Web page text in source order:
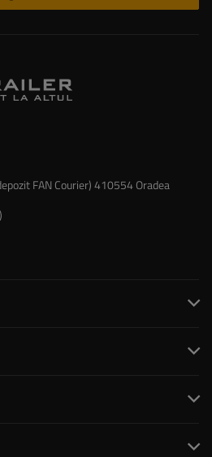
FAN Courier) 410554 Oradea